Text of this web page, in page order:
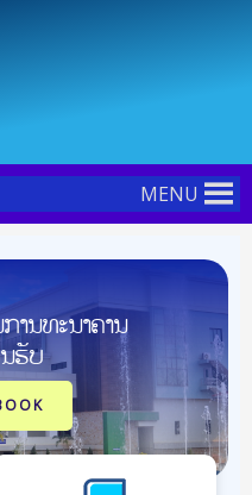
MENU
ານທະນາຄານ
ຮັບ